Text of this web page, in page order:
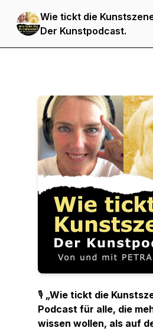
Wie tickt die
Der Kunstpodcast.
🎙 „Wie tickt die
Podcast für alle, die
wissen wollen, als auf